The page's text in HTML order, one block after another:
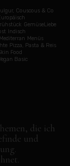
Couscous & Co
GemüseLiebe
Indisch
Mediterran Menüs
Pizza, Pasta & Reis
Food
Basic
die ich
und